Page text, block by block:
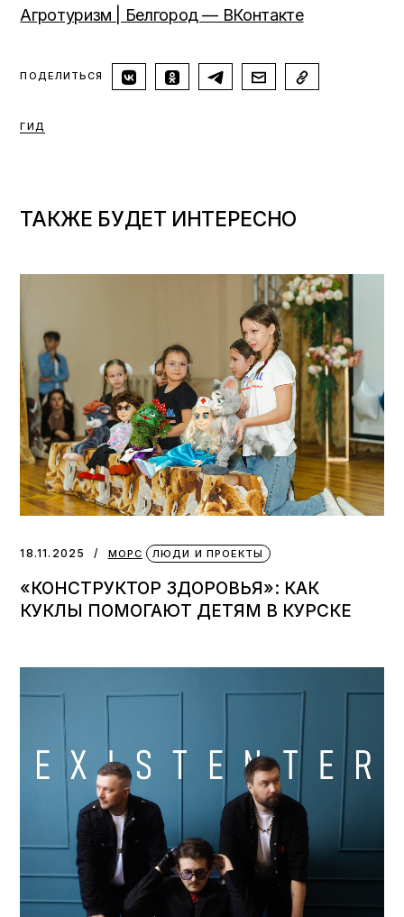
Агротуризм | Белгород — ВКонтакте
ПОДЕЛИТЬСЯ
ГИД
ТАКЖЕ БУДЕТ ИНТЕРЕСНО
18.11.2025 МОРС ЛЮДИ И ПРОЕКТЫ
«КОНСТРУКТОР ЗДОРОВЬЯ»: КАК
КУКЛЫ ПОМОГАЮТ ДЕТЯМ В КУРСКЕ